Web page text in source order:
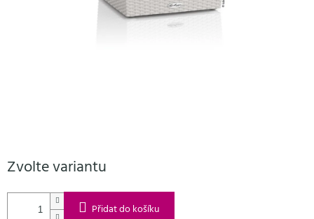
Zvolte variantu
Přidat do košíku